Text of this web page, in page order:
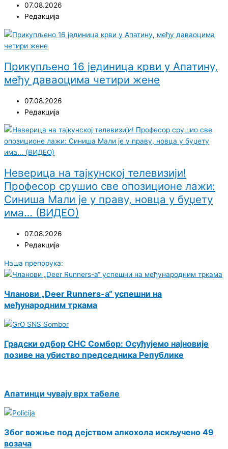
07.08.2026
Редакција
Прикупљено 16 јединица крви у Апатину,
међу даваоцима четири жене
07.08.2026
Редакција
Неверица на тајкунској телевизији!
Професор срушио све опозиционе лажи:
Синиша Мали је у праву, новца у буџету
има… (ВИДЕО)
07.08.2026
Редакција
Наша препорука:
Чланови „Deer Runners-a“ успешни на
међународним тркама
Градски одбор СНС Сомбор: Осуђујемо најновије
позиве на убиство председника Републике
Апатинци чувају врх табеле
Због вожње под дејством алкохола искључено 49
возача